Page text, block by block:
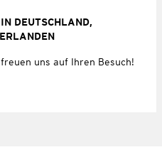
DEUTSCHLAND,
uns auf Ihren Besuch!